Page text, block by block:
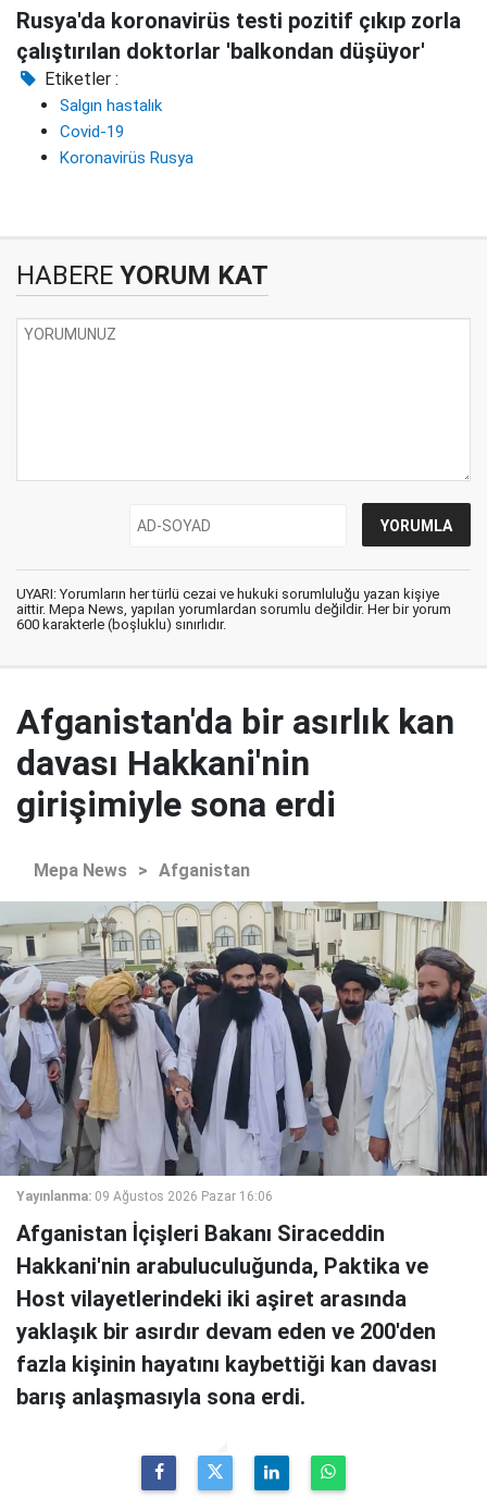
Rusya'da koronavirüs testi pozitif çıkıp zorla
çalıştırılan doktorlar 'balkondan düşüyor'
Etiketler :
Salgın hastalık
Covid-19
Koronavirüs Rusya
HABERE YORUM KAT
UYARI: Yorumların her türlü cezai ve hukuki sorumluluğu yazan kişiye
aittir. Mepa News, yapılan yorumlardan sorumlu değildir. Her bir yorum
600 karakterle (boşluklu) sınırlıdır.
Afganistan'da bir asırlık kan
davası Hakkani'nin
girişimiyle sona erdi
Mepa News > Afganistan
Yayınlanma: 09 Ağustos 2026 Pazar 16:06
Afganistan İçişleri Bakanı Siraceddin
Hakkani'nin arabuluculuğunda, Paktika ve
Host vilayetlerindeki iki aşiret arasında
yaklaşık bir asırdır devam eden ve 200'den
fazla kişinin hayatını kaybettiği kan davası
barış anlaşmasıyla sona erdi.